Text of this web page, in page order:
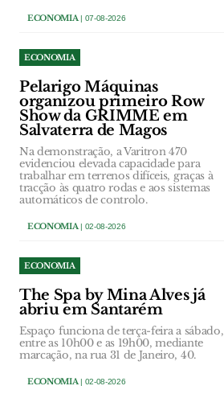
ECONOMIA| 07-08-2026
ECONOMIA
Pelarigo Máquinas
organizou primeiro Row
Show da GRIMME em
Salvaterra de Magos
Na demonstração, a Varitron 470
evidenciou elevada capacidade para
trabalhar em terrenos difíceis, graças à
tracção às quatro rodas e aos sistemas
automáticos de controlo.
ECONOMIA| 02-08-2026
ECONOMIA
The Spa by Mina Alves já
abriu em Santarém
Espaço funciona de terça-feira a sábado,
entre as 10h00 e as 19h00, mediante
marcação, na rua 31 de Janeiro, 40.
ECONOMIA| 02-08-2026